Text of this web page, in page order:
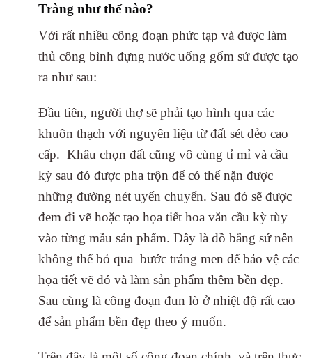
Tràng như thế nào?
Với rất nhiều công đoạn phức tạp và được làm
thủ công bình đựng nước uống gốm sứ được tạo
ra như sau:
Đầu tiên, người thợ sẽ phải tạo hình qua các
khuôn thạch với nguyên liệu từ đất sét dẻo cao
cấp. Khâu chọn đất cũng vô cùng tỉ mỉ và cầu
kỳ sau đó được pha trộn để có thể nặn được
những đường nét uyển chuyển. Sau đó sẽ được
đem đi vẽ hoặc tạo họa tiết hoa văn cầu kỳ tùy
vào từng mẫu sản phẩm. Đây là đồ bằng sứ nên
không thể bỏ qua bước tráng men để bảo vệ các
họa tiết vẽ đó và làm sản phẩm thêm bền đẹp.
Sau cùng là công đoạn đun lò ở nhiệt độ rất cao
để sản phẩm bền đẹp theo ý muốn.